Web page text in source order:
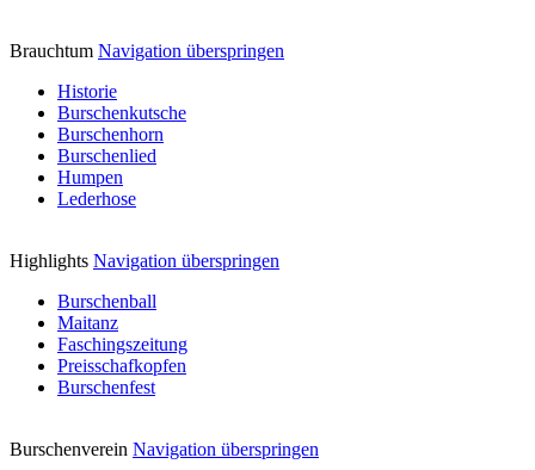
Brauchtum Navigation überspringen
Historie
Burschenkutsche
Burschenhorn
Burschenlied
Humpen
Lederhose
Highlights Navigation überspringen
Burschenball
Maitanz
Faschingszeitung
Preisschafkopfen
Burschenfest
Burschenverein Navigation überspringen